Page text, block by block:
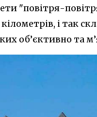
"повітря-
і так
об’єктивно та